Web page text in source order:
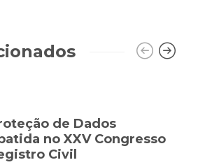
de Dados
no XXV Congresso
Civil